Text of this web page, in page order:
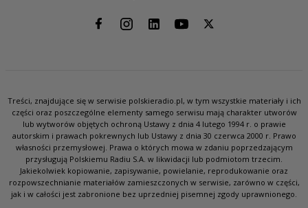
Treści, znajdujące się w serwisie polskieradio.pl, w tym wszystkie materiały i ich
części oraz poszczególne elementy samego serwisu mają charakter utworów
lub wytworów objętych ochroną Ustawy z dnia 4 lutego 1994 r. o prawie
autorskim i prawach pokrewnych lub Ustawy z dnia 30 czerwca 2000 r. Prawo
własności przemysłowej. Prawa o których mowa w zdaniu poprzedzającym
przysługują Polskiemu Radiu S.A. w likwidacji lub podmiotom trzecim.
Jakiekolwiek kopiowanie, zapisywanie, powielanie, reprodukowanie oraz
rozpowszechnianie materiałów zamieszczonych w serwisie, zarówno w części,
jak i w całości jest zabronione bez uprzedniej pisemnej zgody uprawnionego.